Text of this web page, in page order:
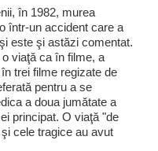
în 1982, murea
într-un accident care a
este şi astăzi comentat.
viaţă ca în filme, a
trei filme regizate de
pentru a se
a doua jumătate a
principat. O viaţă "de
cele tragice au avut